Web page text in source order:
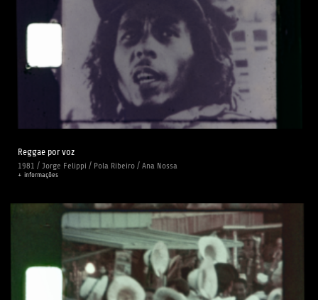
Reggae por voz
1981 / Jorge Felippi / Pola Ribeiro / Ana Nossa
+ informações